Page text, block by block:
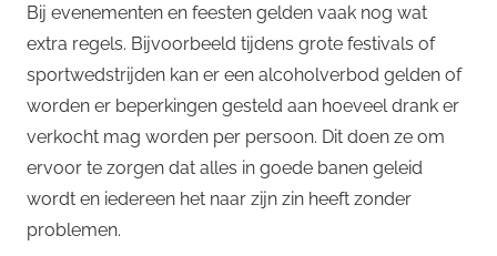
Bij evenementen en feesten gelden vaak nog wat
extra regels. Bijvoorbeeld tijdens grote festivals of
sportwedstrijden kan er een alcoholverbod gelden of
worden er beperkingen gesteld aan hoeveel drank er
verkocht mag worden per persoon. Dit doen ze om
ervoor te zorgen dat alles in goede banen geleid
wordt en iedereen het naar zijn zin heeft zonder
problemen.